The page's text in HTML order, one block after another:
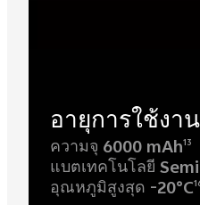
อายุการใช้งา
ความจุ 6000 mAh13
แบตเทคโนโลยี
อุณหภูมิสูงสุด -20°C